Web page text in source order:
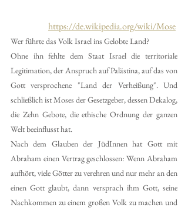
https://de.wikipedia.org/wiki/Mose
Wer führte das Volk Israel ins Gelobte Land?
Ohne ihn fehlte dem Staat Israel die territoriale
Legitimation, der Anspruch auf Palästina, auf das von
Gott versprochene "Land der Verheißung". Und
schließlich ist Moses der Gesetzgeber, dessen Dekalog,
die Zehn Gebote, die ethische Ordnung der ganzen
Welt beeinflusst hat.
Nach dem Glauben der JüdInnen hat Gott mit
Abraham einen Vertrag geschlossen: Wenn Abraham
aufhört, viele Götter zu verehren und nur mehr an den
einen Gott glaubt, dann versprach ihm Gott, seine
Nachkommen zu einem großen Volk zu machen und